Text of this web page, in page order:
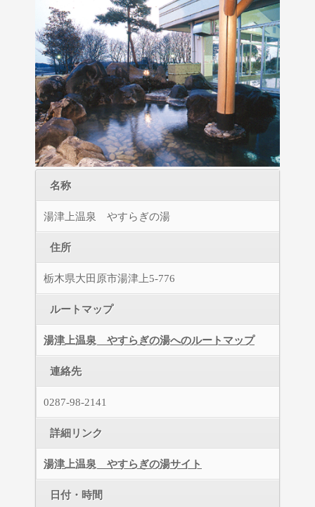
名称
湯津上温泉 やすらぎの湯
住所
栃木県大田原市湯津上5-776
ルートマップ
湯津上温泉 やすらぎの湯へのルートマップ
連絡先
0287-98-2141
詳細リンク
湯津上温泉 やすらぎの湯サイト
日付・時間